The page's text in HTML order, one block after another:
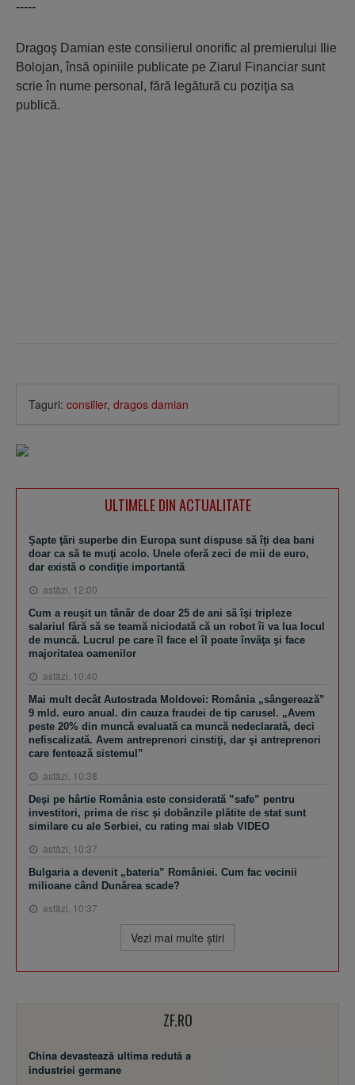
-----
Dragoş Damian este consilierul onorific al premierului Ilie
Bolojan, însă opiniile publicate pe Ziarul Financiar sunt
scrie în nume personal, fără legătură cu poziţia sa
publică.
Taguri: consilier, dragos damian
ULTIMELE DIN ACTUALITATE
Şapte ţări superbe din Europa sunt dispuse să îţi dea bani
doar ca să te muţi acolo. Unele oferă zeci de mii de euro,
dar există o condiţie importantă
astăzi, 12:00
Cum a reuşit un tânăr de doar 25 de ani să îşi tripleze
salariul fără să se teamă niciodată că un robot îi va lua locul
de muncă. Lucrul pe care îl face el îl poate învăţa şi face
majoritatea oamenilor
astăzi, 10:40
Mai mult decât Autostrada Moldovei: România „sângerează”
9 mld. euro anual. din cauza fraudei de tip carusel. „Avem
peste 20% din muncă evaluată ca muncă nedeclarată, deci
nefiscalizată. Avem antreprenori cinstiţi, dar şi antreprenori
care fentează sistemul”
astăzi, 10:38
Deşi pe hârtie România este considerată ”safe” pentru
investitori, prima de risc şi dobânzile plătite de stat sunt
similare cu ale Serbiei, cu rating mai slab VIDEO
astăzi, 10:37
Bulgaria a devenit „bateria” României. Cum fac vecinii
milioane când Dunărea scade?
astăzi, 10:37
Vezi mai multe ştiri
ZF.RO
China devastează ultima redută a
industriei germane